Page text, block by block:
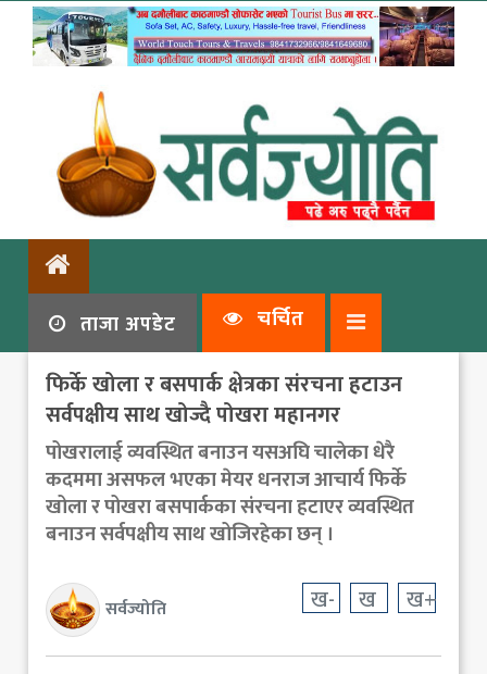
ताजा अपडेट चर्चित
फिर्के खोला र बसपार्क क्षेत्रका संरचना हटाउन
सर्वपक्षीय साथ खोज्दै पोखरा महानगर
पोखरालाई व्यवस्थित बनाउन यसअघि चालेका धेरै
कदममा असफल भएका मेयर धनराज आचार्य फिर्के
खोला र पोखरा बसपार्कका संरचना हटाएर व्यवस्थित
बनाउन सर्वपक्षीय साथ खोजिरहेका छन् ।
सर्वज्योति ख- ख ख+